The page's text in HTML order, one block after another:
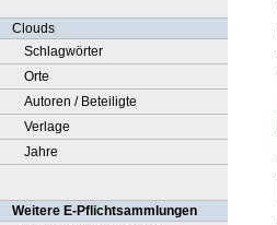
Clouds
Schlagwörter
Orte
Autoren / Beteiligte
Verlage
Jahre
Weitere E-Pflichtsammlungen